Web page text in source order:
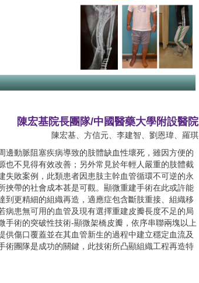
陳宏基院長團隊/中國醫藥大學附設醫院
陳宏基、方信元、李建智、劉恩瑋、羅琪
動脈阻塞疾病導致的肢體缺血性壞死，雖因方便的
不見得有效改善；另外常見於年輕人嚴重的肢體截
敗案例，此類患者因患肢主幹血管循環不可逆的永
挾帶的社會成本甚是可觀。顯微重建手術在此或許能
更精細的組織再造，適應症包含斷肢重接、組織移
患無可用的血管及現有選擇重建皮瓣長度不足的局
手術的突破性技術-顯微架橋皮瓣，依序串聯兩塊以上
傷口覆蓋並在其血管新生的過程中建立穩定血流及
術團隊是成功的關鍵，此技術所凸顯組織工程再造特